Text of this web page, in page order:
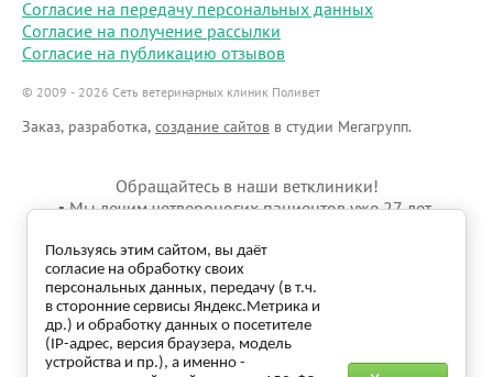
Согласие на передачу персональных данных
Согласие на получение рассылки
Согласие на публикацию отзывов
© 2009 - 2026 Сеть ветеринарных клиник Поливет
Заказ, разработка, создание сайтов в студии Мегагрупп.
Обращайтесь в наши ветклиники!
▪ Мы лечим четвероногих пациентов уже 27 лет.
профессиональное оборудование для полной
диагностики.
▪ У нас работает собственная лаборатория.
▪ Мы предлагаем широкий спектр услуг для ваших
питомцев.
▪ В наших ветклиниках квалифицированный персонал с
Пользуясь этим сайтом, вы даёт
согласие на обработку своих
персональных данных, передачу (в т.ч.
в сторонние сервисы Яндекс.Метрика и
др.) и обработку данных о посетителе
(IP-адрес, версия браузера, модель
устройства и пр.), а именно -